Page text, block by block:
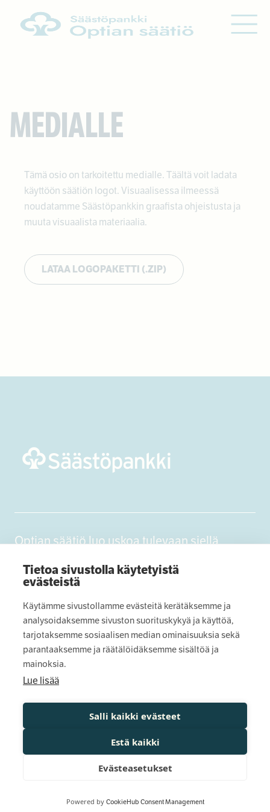
Tietoa sivustolla käytetyistä
evästeistä
Käytämme sivustollamme evästeitä kerätäksemme ja
analysoidaksemme sivuston suorituskykyä ja käyttöä,
tarjotaksemme sosiaalisen median ominaisuuksia sekä
parantaaksemme ja räätälöidäksemme sisältöä ja
mainoksia.
Lue lisää
Salli kaikki evästeet
Estä kaikki
Evästeasetukset
Powered by CookieHub Consent Management
MEDIALLE
Tämä osio on tarkoitettu medialle. Täältä voit ladata
käyttöön säätiön logot. Visuaalisessa ilmeessä
noudatamme Säästöpankkin graafista ohjeistusta ja
muuta visuaalista materiaalia.
LATAA LOGOPAKETTI (.ZIP)
Optian säätiö luo uskoa tulevaan siellä,
ja yhteisöjä, jotka pyrkivät rakentamaan
Suomea.
Säätiö
Näin haet
TietosuojaselosteMuuta evästeitä